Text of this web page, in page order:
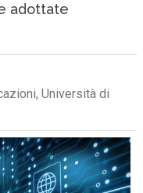
adottate
Università di